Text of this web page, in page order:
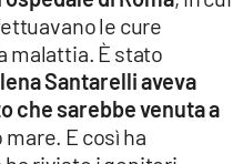
le cure
malattia. È stato
Santarelli aveva
che sarebbe venuta a
mare. E così ha